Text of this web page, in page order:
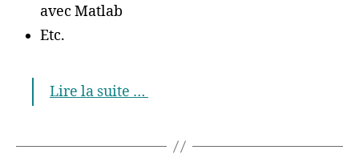
avec Matlab
Etc.
Lire la suite …